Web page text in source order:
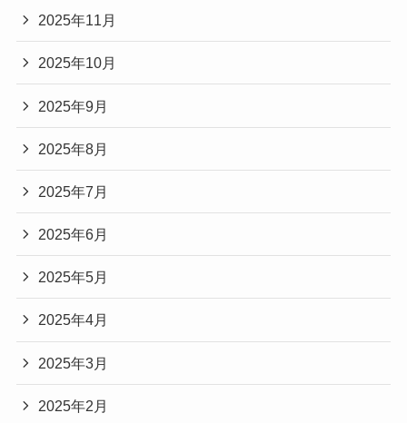
2025年11月
2025年10月
2025年9月
2025年8月
2025年7月
2025年6月
2025年5月
2025年4月
2025年3月
2025年2月